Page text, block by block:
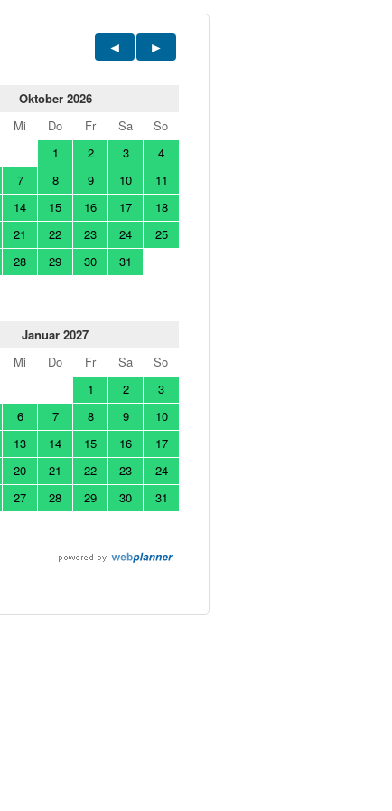
Oktober 2026
Mi Do Fr Sa
So
1
2 3
4
7 8 9 10
11
14 15 16 17
18
21 22 23 24
25
28 29 30 31
Januar 2027
Mi Do Fr Sa
So
1
2
3
6 7 8 9
10
13 14 15 16
17
20 21 22 23
24
27 28 29 30 31